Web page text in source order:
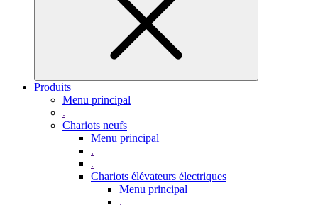
Produits
Menu principal
.
Chariots neufs
Menu principal
.
.
Chariots élévateurs électriques
Menu principal
.